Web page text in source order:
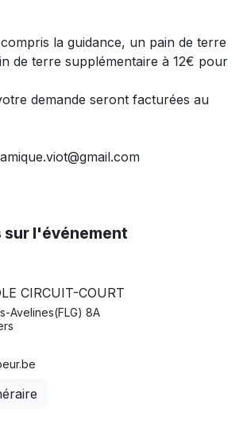
la guidance, un pain de terre
de terre supplémentaire à 12€ pour
demande seront facturées au
l'événement
CIRCUIT-COURT
Avelines(FLG) 8A